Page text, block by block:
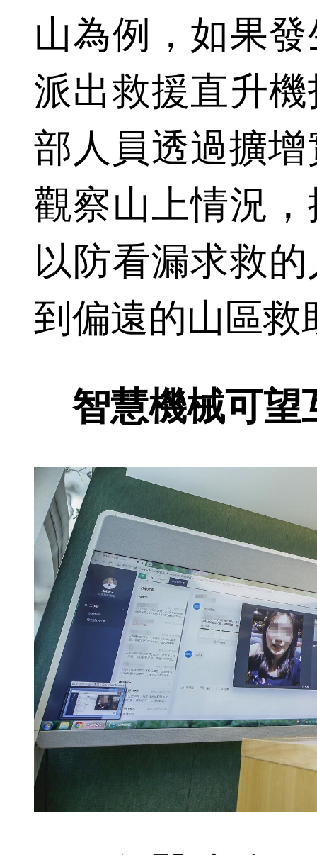
山為例，如果
派出救援直升
部人員透過擴
觀察山上情況
以防看漏求救
到偏遠的山區救
智慧機械可望